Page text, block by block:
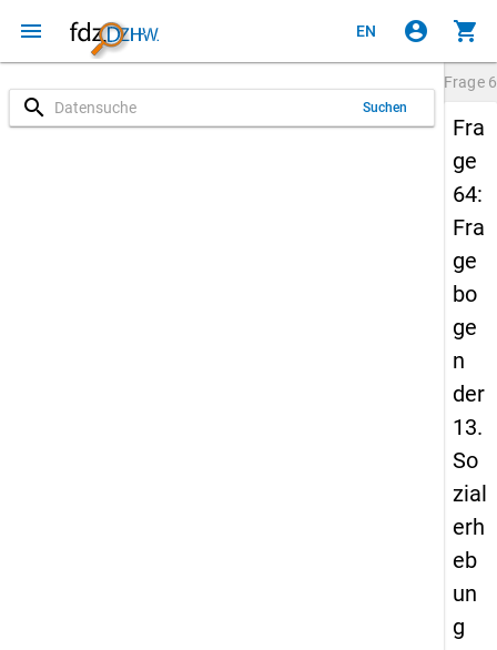
menu EN account_circle shopping_cart
search Suchen
Frage
Fra
ge
64:
Fra
ge
bo
ge
n
der
13.
So
zial
erh
eb
un
g